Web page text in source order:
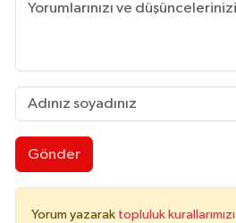
Gönder
Yorum yazarak topluluk kurallarımızı